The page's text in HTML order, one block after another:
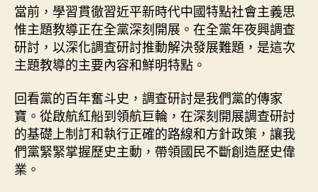
拜
訪
研
揚
光
年
夜
_
當前，學習貫徹習近平新時代中國特點社會主義思
惟主題教導正在全黨深刻開展。在全黨年夜興調查
研討，以深化調查研討推動解決發展難題，是這次
主題教導的主要內容和鮮明特點。
回看黨的百年奮斗史，調查研討是我們黨的傳家
寶。從啟航紅船到領航巨輪，在深刻開展調查研討
的基礎上制訂和執行正確的路線和方針政策，讓我
們黨緊緊掌握歷史主動，帶領國民不斷創造歷史偉
業。